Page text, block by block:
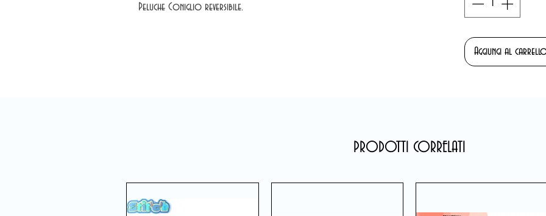
Peluche Coniglio reversibile.
Aggiungi al
PRODOTTI CORRELATI